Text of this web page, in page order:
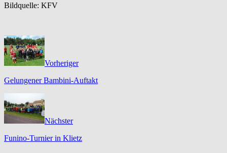
Bildquelle: KFV
Vorheriger
Gelungener Bambini-Auftakt
Nächster
Funino-Turnier in Klietz